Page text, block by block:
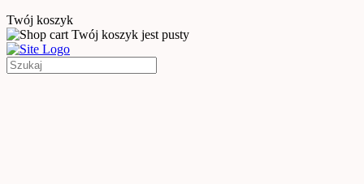
Twój koszyk
Twój koszyk jest pusty